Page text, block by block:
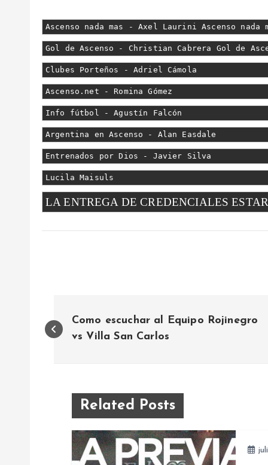
Ascenso nada mas - Axel Laurini Ascenso
Gol de Ascenso - Christian Cabrera Gol de
Clubes Porteños - Adriel Cámola
Ascenso.net - Romina Gómez
Info fútbol - Agustín Falcón
Argentina en Ascenso - Alan Easdale
Entrenados por Dios - Javier Silva
Lucila Maisuls
LA ENTREGA DE CREDENCIALES
a
Como escuchar al Equipo Rojinegro
vs Villa San Carlos
Related Posts